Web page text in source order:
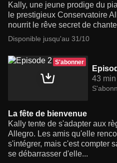
Kally, une jeune prodige du
le prestigieux Conservatoire
nourrit le rêve secret de
Disponible jusqu'au 31/10
S'abonner
43 min
La fête de bienvenue
Kally tente de s'adapter aux
Allegro. Les amis qu'elle
s'intégrer, mais c'est compter
se débarrasser d'elle...